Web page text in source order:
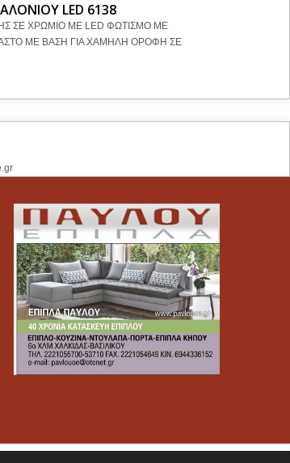
LED 6138
ΣΕ ΧΡΩΜΙΟ ΜΕ LED ΦΩΤΙΣΜΟ ΜΕ
ΜΕ ΒΑΣΗ ΓΙΑ ΧΑΜΗΛΗ ΟΡΟΦΗ ΣΕ